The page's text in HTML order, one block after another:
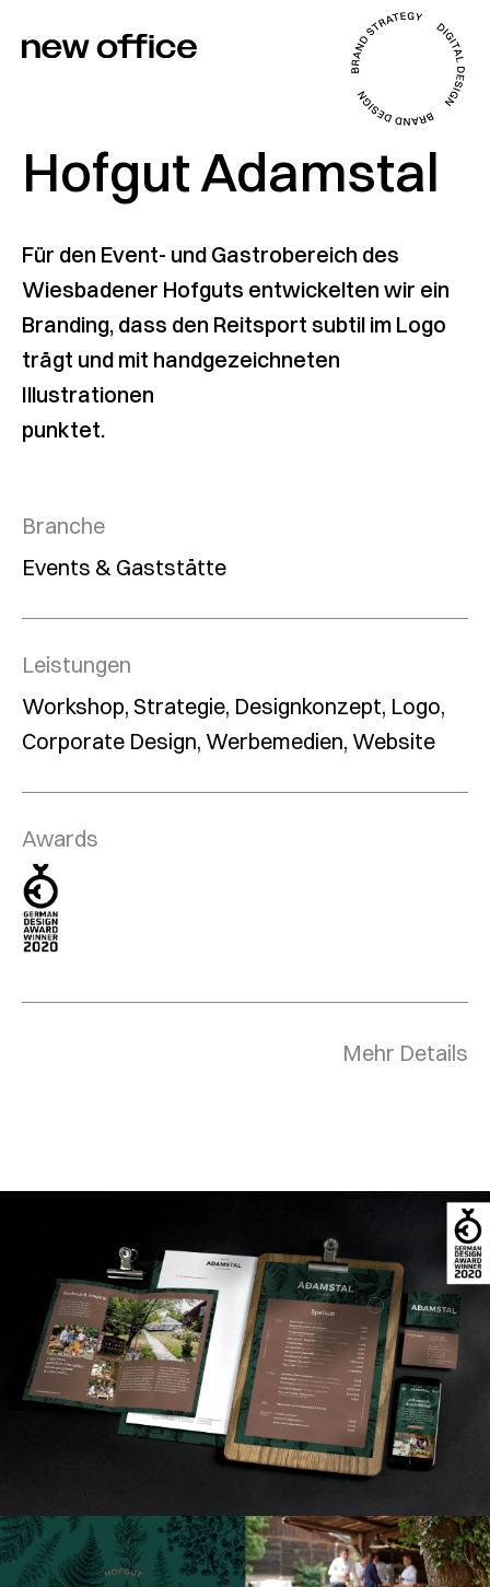
Hofgut Adamstal
Für den Event- und Gastrobereich des
Wiesbadener Hofguts entwickelten wir ein
Branding, dass den Reitsport subtil im Logo
trägt und mit hand­gezeichneten
Illustrationen
punktet.
Branche
Events & Gaststätte
Leistungen
Workshop, Strategie, Designkonzept, Logo,
Corporate Design, Werbemedien, Website
Awards
Mehr Details